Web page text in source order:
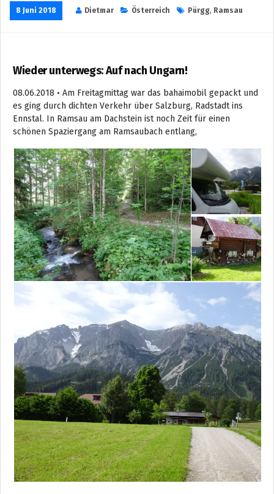
8 Juni 2018 Dietmar Österreich Pürgg, Ramsau
Wieder unterwegs: Auf nach Ungarn!
08.06.2018 • Am Freitagmittag war das bahaimobil gepackt und
es ging durch dichten Verkehr über Salzburg, Radstadt ins
Ennstal. In Ramsau am Dachstein ist noch Zeit für einen
schönen Spaziergang am Ramsaubach entlang,